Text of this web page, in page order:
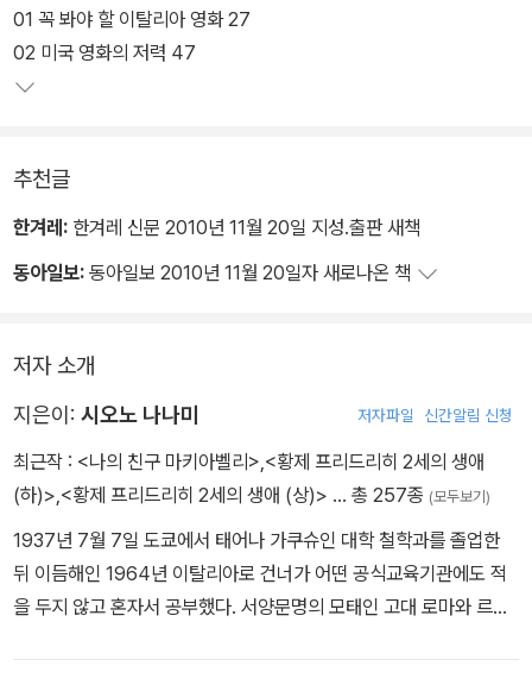
스란히 물려받은 아들 안토니오 시모네 역시 어릴 때부터 자연스럽게
영화를 많이 보면서 자랄 수 있었다. 심지어 어린 시절부터 미성년자
관람불가 등급의 영화도 서슴지 않고 보여줬다는 일화가 있을 정도로
시오노 나나미와 안토니오 시모네는 1940년대 이탈리아 네오리얼리
즘 영화부터 2000년 이후 블록버스터까지 총 140편의 영화를 이야
하는 파트너처럼 종횡무진 대화를 이끌어나간다. 독자들이 이 책에
특히 안토니오 시모네는 미국과 이탈리아에서 [스파이더맨 2] [로드
오브 독타운]과 [총독] 등에서 어시스턴트로 일한 이력이 있다. 험난
한 영화계에서 궂은일도 마다하지 않았던 그의 생생한 증언이 실려
관계자가 아니면 잘 알기 힘든 이야기도 서슴없이 던진다.
01 꼭 봐야 할 이탈리아 영화 27
02 미국 영화의 저력 47
추천글
한겨레: 한겨레 신문 2010년 11월 20일 지성.출판 새책
동아일보: 동아일보 2010년 11월 20일자 새로나온 책
저자 소개
지은이: 시오노 나나미 저자파일 신간알림 신청
최근작 : <나의 친구 마키아벨리>,<황제 프리드리히 2세의 생애
(하)>,<황제 프리드리히 2세의 생애 (상)> … 총 257종 (모두보기)
1937년 7월 7일 도쿄에서 태어나 가쿠슈인 대학 철학과를 졸업한
뒤 이듬해인 1964년 이탈리아로 건너가 어떤 공식교육기관에도 적
을 두지 않고 혼자서 공부했다. 서양문명의 모태인 고대 로마와 르네